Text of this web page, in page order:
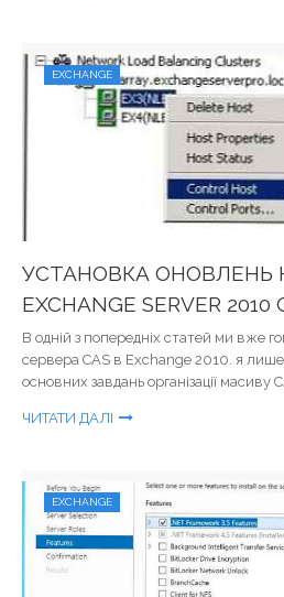
EXCHANGE
УСТАНОВКА ОНОВЛЕНЬ
EXCHANGE SERVER 2010
В одній з попередніх статей ми вже
сервера CAS в Exchange 2010. я
основних завдань організації масиву
ЧИТАТИ ДАЛІ
EXCHANGE